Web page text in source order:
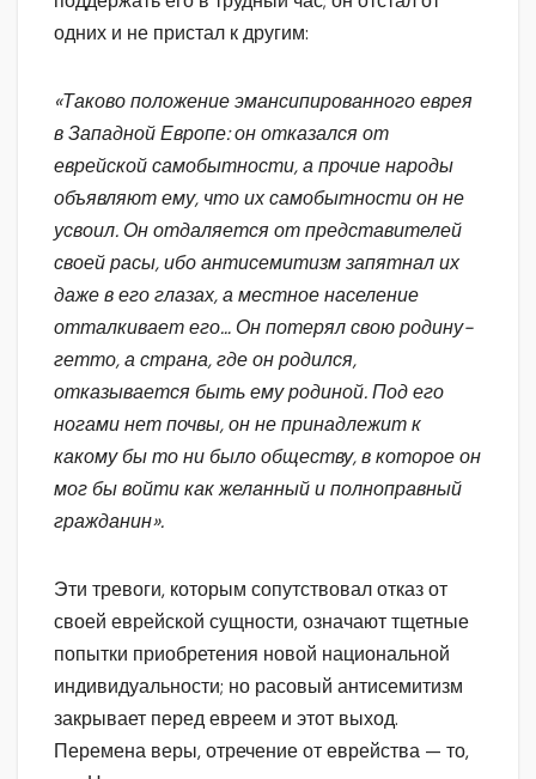
одних и не пристал к другим:
«Таково положение эмансипированного еврея
в Западной Европе: он отказался от
еврейской самобытности, а прочие народы
объявляют ему, что их самобытности он не
усвоил. Он отдаляется от представителей
своей расы, ибо антисемитизм запятнал их
даже в его глазах, а местное население
отталкивает его… Он потерял свою родину-
гетто, а страна, где он родился,
отказывается быть ему родиной. Под его
ногами нет почвы, он не принадлежит к
какому бы то ни было обществу, в которое он
мог бы войти как желанный и полноправный
гражданин».
Эти тревоги, которым сопутствовал отказ от
своей еврейской сущности, означают тщетные
попытки приобретения новой национальной
индивидуальности; но расовый антисемитизм
закрывает перед евреем и этот выход.
Перемена веры, отречение от еврейства — то,